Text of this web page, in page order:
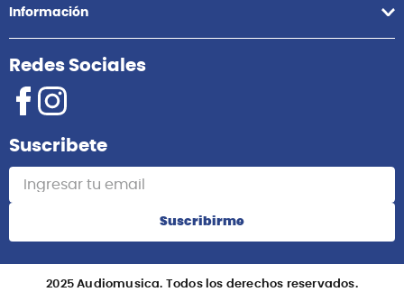
Información
Redes Sociales
Suscribete
Suscribirme
2025 Audiomusica. Todos los derechos reservados.